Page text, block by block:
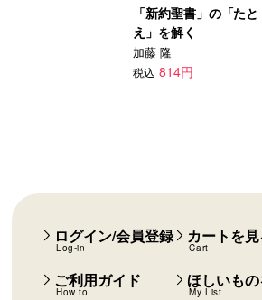
「新約聖書」の「たと
え」を解く
加藤 隆
税込 814円
ログイン/会員登録
Log-in
カートを
Cart
ご利用ガイド
How to
ほしいも
My List